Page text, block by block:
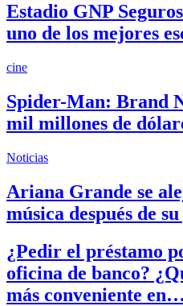
Estadio GNP
uno de los mejores
cine
Spider-Man: Brand
mil millones de
Noticias
Ariana Grande se
música después de
¿Pedir el préstamo
oficina de banco?
más conveniente en…